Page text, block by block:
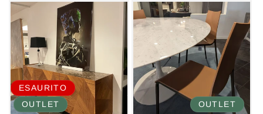
ESAURITO
OUTLET
OUTLET